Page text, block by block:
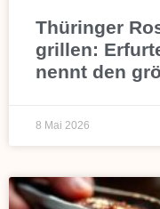
Thüringer
grillen:
nennt den
8 Mai 2026